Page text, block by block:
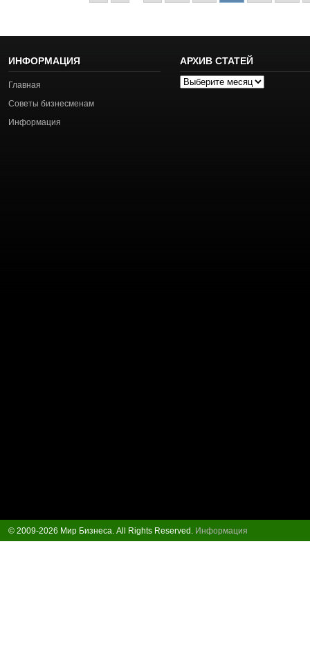
ИНФОРМАЦИЯ
Главная
Советы бизнесменам
Информация
АРХИВ СТАТЕЙ
Архив
© 2009-2026 Мир Бизнеса. All Rights Reserved. Информация